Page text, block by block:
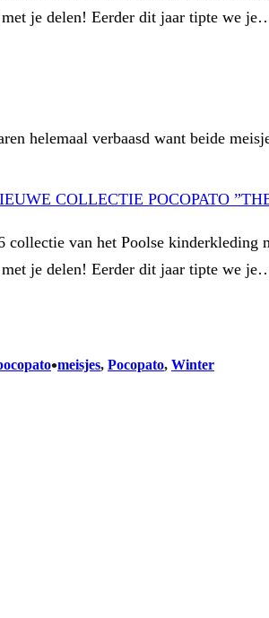
je delen! Eerder dit jaar tipte we
helemaal verbaasd want beide
COLLECTIE POCOPATO
collectie van het Poolse kinderkleding
je delen! Eerder dit jaar tipte we
•meisjes, Pocopato, Winter